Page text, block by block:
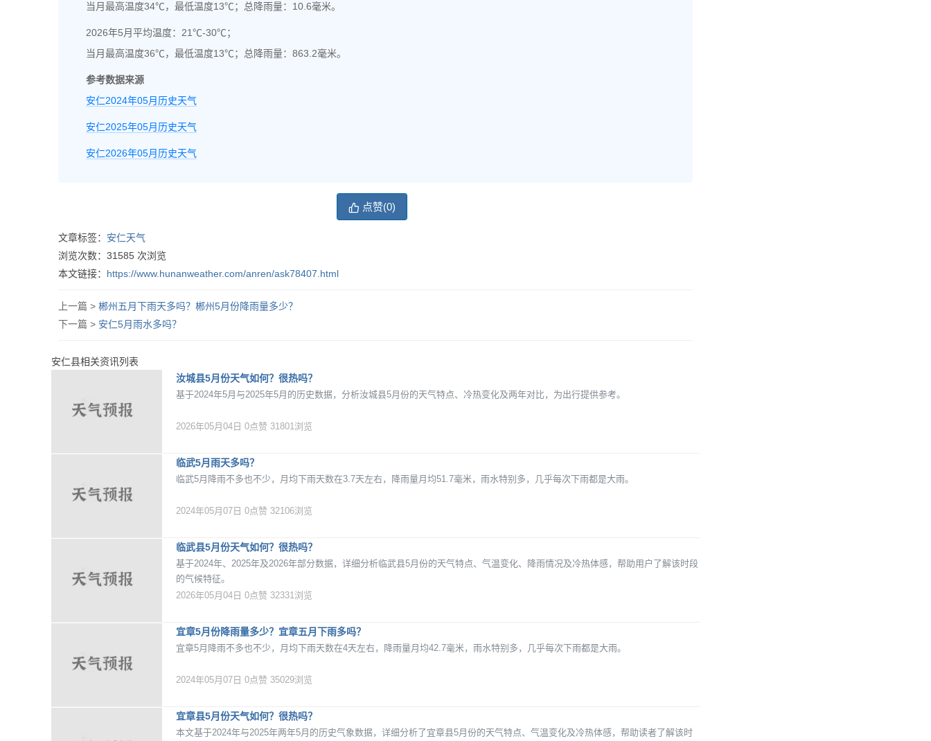
当月最高温度34℃，最低温度13℃；总降雨量：10.6毫米。
2026年5月平均温度：21℃-30℃；
当月最高温度36℃，最低温度13℃；总降雨量：863.2毫米。
参考数据来源
安仁2024年05月历史天气
安仁2025年05月历史天气
安仁2026年05月历史天气
点赞(0)
文章标签： 安仁天气
浏览次数： 31585 次浏览
本文链接： https://www.hunanweather.com/anren/ask78407.html
上一篇 > 郴州五月下雨天多吗？郴州5月份降雨量多少？
下一篇 > 安仁5月雨水多吗？
安仁县相关资讯列表
汝城县5月份天气如何？很热吗？
基于2024年5月与2025年5月的历史数据，分析汝城县5月份的天气特点、冷热变化及两年对比，为出行提供参考。
2026年05月04日 0点赞 31801浏览
临武5月雨天多吗？
临武5月降雨不多也不少，月均下雨天数在3.7天左右，降雨量月均51.7毫米，雨水特别多，几乎每次下雨都是大雨。
2024年05月07日 0点赞 32106浏览
临武县5月份天气如何？很热吗？
基于2024年、2025年及2026年部分数据，详细分析临武县5月份的天气特点、气温变化、降雨情况及冷热体感，帮助用户了解该时段
的气候特征。
2026年05月04日 0点赞 32331浏览
宜章5月份降雨量多少？宜章五月下雨多吗？
宜章5月降雨不多也不少，月均下雨天数在4天左右，降雨量月均42.7毫米，雨水特别多，几乎每次下雨都是大雨。
2024年05月07日 0点赞 35029浏览
宜章县5月份天气如何？很热吗？
本文基于2024年与2025年两年5月的历史气象数据，详细分析了宜章县5月份的天气特点、气温变化及冷热体感，帮助读者了解该时